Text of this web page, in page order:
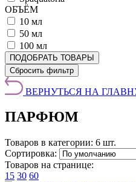
ОБЪЁМ
10 мл
50 мл
100 мл
ПОДОБРАТЬ ТОВАРЫ
Сбросить фильтр
ВЕРНУТЬСЯ НА
ПАРФЮМ
Товаров в категории: 6 шт.
Сортировка:
Товаров на странице:
15 30 60